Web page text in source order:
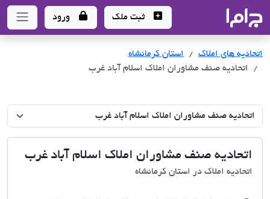
- سامانه جامع املاک و مشاورین املاک
ثبت ملک ورود
اتحادیه های املاک اتحادیه های املاک
استان کرمانشاه
اتحادیه صنف مشاوران املاک اسلام آباد غرب
اتحادیه صنف مشاوران املاک اسلام آباد غرب
اتحادیه املاک در استان کرمانشاه